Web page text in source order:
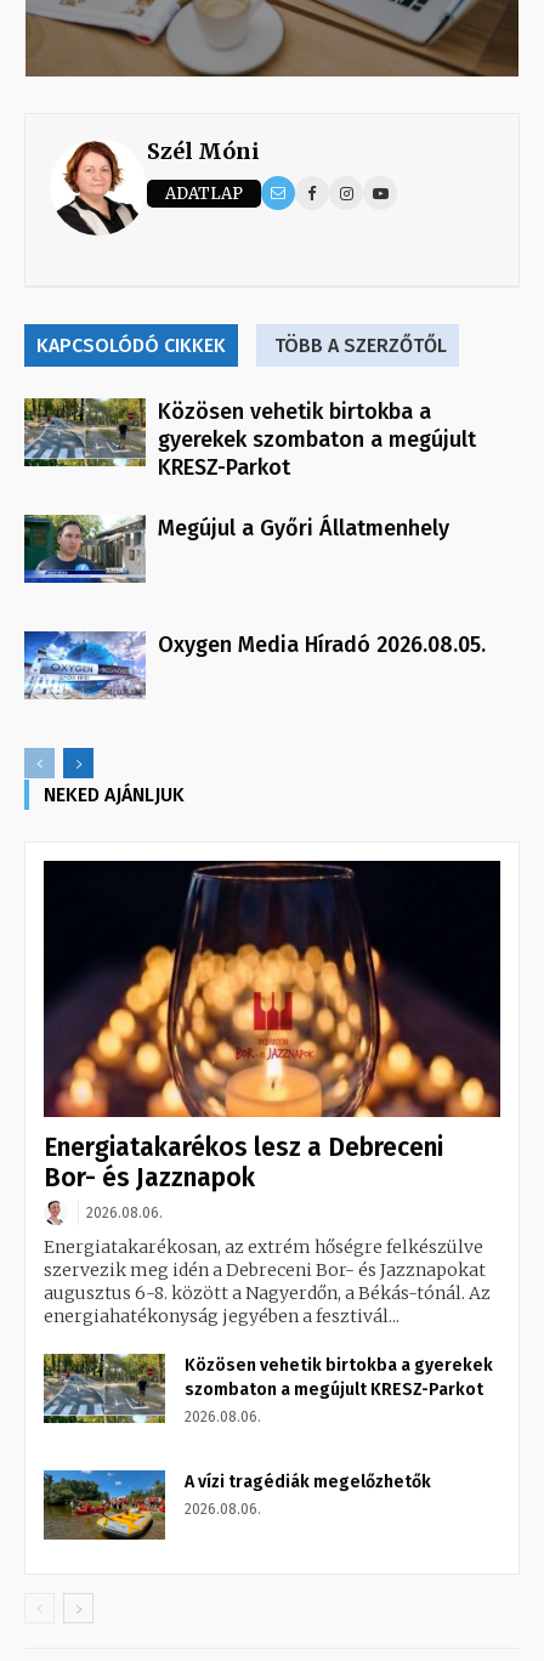
Szél Móni
ADATLAP
KAPCSOLÓDÓ CIKKEK TÖBB A SZERZŐTŐL
Közösen vehetik birtokba a
gyerekek szombaton a megújult
KRESZ-Parkot
Megújul a Győri Állatmenhely
Oxygen Media Híradó 2026.08.05.
NEKED AJÁNLJUK
Energiatakarékos lesz a Debreceni
Bor- és Jazznapok
2026.08.06.
Energiatakarékosan, az extrém hőségre felkészülve
szervezik meg idén a Debreceni Bor- és Jazznapokat
augusztus 6-8. között a Nagyerdőn, a Békás-tónál. Az
energiahatékonyság jegyében a fesztivál...
Közösen vehetik birtokba a gyerekek
szombaton a megújult KRESZ-Parkot
2026.08.06.
A vízi tragédiák megelőzhetők
2026.08.06.